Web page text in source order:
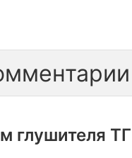
глушителя